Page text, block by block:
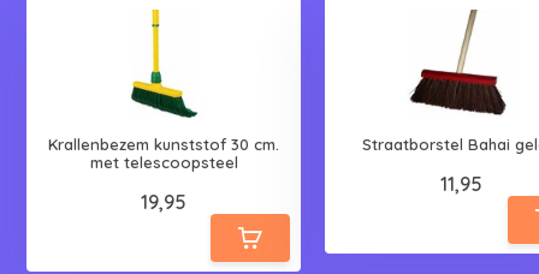
Krallenbezem kunststof 30 cm.
met telescoopsteel
19,95
Straatborstel Bahai
11,95